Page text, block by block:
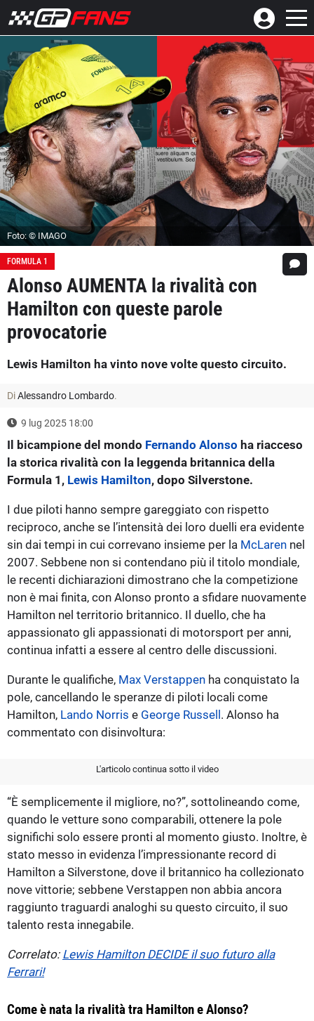
Foto: © IMAGO
FORMULA 1
Alonso AUMENTA la rivalità con
Hamilton con queste parole
provocatorie
Lewis Hamilton ha vinto nove volte questo circuito.
DiAlessandro Lombardo.
9 lug 2025 18:00
Il bicampione del mondo Fernando Alonso ha riacceso
la storica rivalità con la leggenda britannica della
Formula 1, Lewis Hamilton, dopo Silverstone.
I due piloti hanno sempre gareggiato con rispetto
reciproco, anche se l’intensità dei loro duelli era evidente
sin dai tempi in cui correvano insieme per la McLaren nel
2007. Sebbene non si contendano più il titolo mondiale,
le recenti dichiarazioni dimostrano che la competizione
non è mai finita, con Alonso pronto a sfidare nuovamente
Hamilton nel territorio britannico. Il duello, che ha
appassionato gli appassionati di motorsport per anni,
continua infatti a essere al centro delle discussioni.
Durante le qualifiche, Max Verstappen ha conquistato la
pole, cancellando le speranze di piloti locali come
Hamilton, Lando Norris e George Russell. Alonso ha
commentato con disinvoltura:
L'articolo continua sotto il video
“È semplicemente il migliore, no?”, sottolineando come,
quando le vetture sono comparabili, ottenere la pole
significhi solo essere pronti al momento giusto. Inoltre, è
stato messo in evidenza l’impressionante record di
Hamilton a Silverstone, dove il britannico ha collezionato
nove vittorie; sebbene Verstappen non abbia ancora
raggiunto traguardi analoghi su questo circuito, il suo
talento resta innegabile.
Correlato: Lewis Hamilton DECIDE il suo futuro alla
Ferrari!
Come è nata la rivalità tra Hamilton e Alonso?